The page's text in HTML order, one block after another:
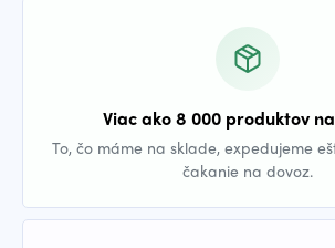
Viac ako 8 000 produktov
To, čo máme na sklade, expedujeme
čakanie na dovoz.